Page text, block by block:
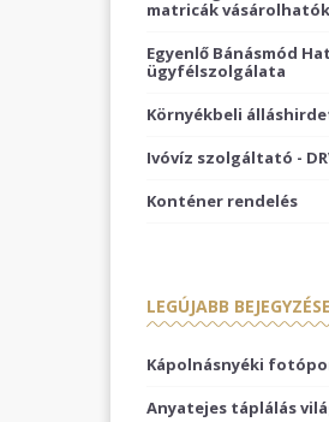
matricák vásárolhatók
Egyenlő Bánásmód
ügyfélszolgálata
Környékbeli
Ivóvíz szolgáltató -
Konténer rendelés
LEGÚJABB
Kápolnásnyéki
Anyatejes táplálás